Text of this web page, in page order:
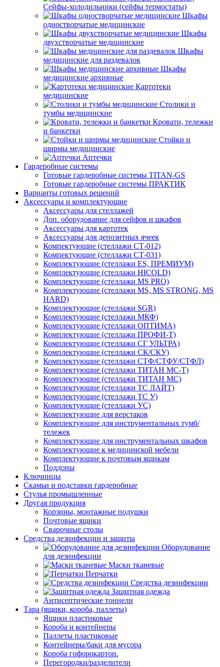
Сейфы-холодильники (сейфы термостаты)
Шкафы
одностворчатые медицинские
Шкафы
двухстворчатые медицинские
Шкафы
медицинские для раздевалок
Шкафы
медицинские архивные
Картотеки
медицинские
Столики и
тумбы медицинские
Кровати, тележки
и банкетки
Стойки и
ширмы медицинские
Аптечки
Гардеробные системы
Готовые гардеробные системы TITAN-GS
Готовые гардеробные системы ПРАКТИК
Варианты готовых решений
Аксессуары и комплектующие
Аксессуары для стеллажей
Доп. оборудование для сейфов и шкафов
Аксессуары для картотек
Аксессуары для депозитных ячеек
Компектующие (стеллажи СТ-012)
Компектующие (стеллажи СТ-031)
Комплектующие (стеллажи ES, ПРЕМИУМ)
Комплектующие (стеллажи HICOLD)
Комплектующие (стеллажи MS PRO)
Комплектующие (стеллажи MS, MS STRONG, MS
HARD)
Комплектующие (стеллажи SGR)
Комплектующие (стеллажи МКФ)
Комплектующие (стеллажи ОПТИМА)
Комплектующие (стеллажи ПРОФИ-Т)
Комплектующие (стеллажи СГ УЛЬТРА)
Комплектующие (стеллажи СК/СКУ)
Комплектующие (стеллажи СТФ/СТФУ/СТФЛ)
Комплектующие (стеллажи ТИТАН МС-Т)
Комплектующие (стеллажи ТИТАН МС)
Комплектующие (стеллажи ТС ЛАЙТ)
Комплектующие (стеллажи ТС У)
Комплектующие (стеллажи УС)
Комплектующие для верстаков
Комплектующие для инструментальных тумб/
тележек
Комплектующие для инструментальных шкафов
Комплектующие к медицинской мебели
Комплектующие к почтовым ящикам
Поддоны
Ключницы
Скамьи и подставки гардеробные
Стулья промышленные
Другая продукция
Корзины, монтажные подушки
Почтовые ящики
Сварочные столы
Средства дезинфекции и защиты
Оборудование
для дезинфекции
Маски тканевые
Перчатки
Средства дезинфекции
Защитная одежда
Антисептические тоннели
Тара (ящики, короба, паллеты)
Ящики пластиковые
Короба и контейнеры
Паллеты пластиковые
Контейнеры/баки для мусора
Короба гофорокартон.
Перегородки/разделители